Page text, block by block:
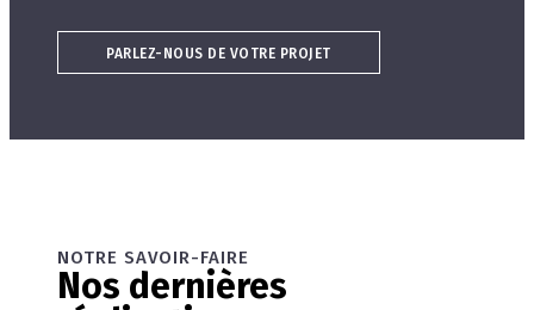
PARLEZ-NOUS DE VOTRE PROJET
NOTRE SAVOIR-FAIRE
Nos dernières